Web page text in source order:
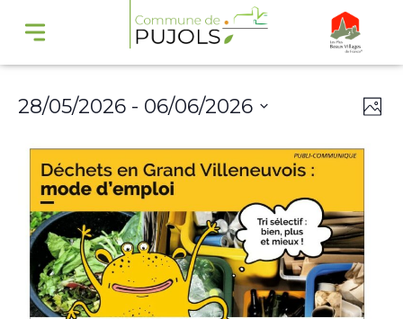
28/05/2026 - 06/06/2026
date.